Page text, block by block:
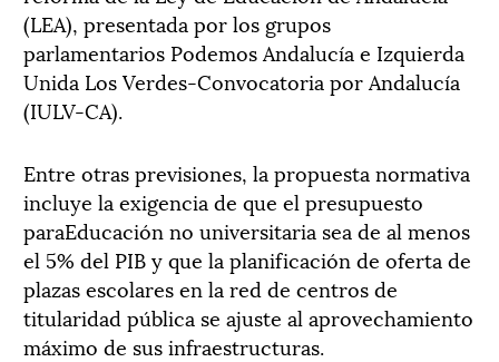
(LEA), presentada por los grupos
parlamentarios Podemos Andalucía e Izquierda
Unida Los Verdes-Convocatoria por Andalucía
(IULV-CA).
Entre otras previsiones, la propuesta normativa
incluye la exigencia de que el presupuesto
paraEducación no universitaria sea de al menos
el 5% del PIB y que la planificación de oferta de
plazas escolares en la red de centros de
titularidad pública se ajuste al aprovechamiento
máximo de sus infraestructuras.